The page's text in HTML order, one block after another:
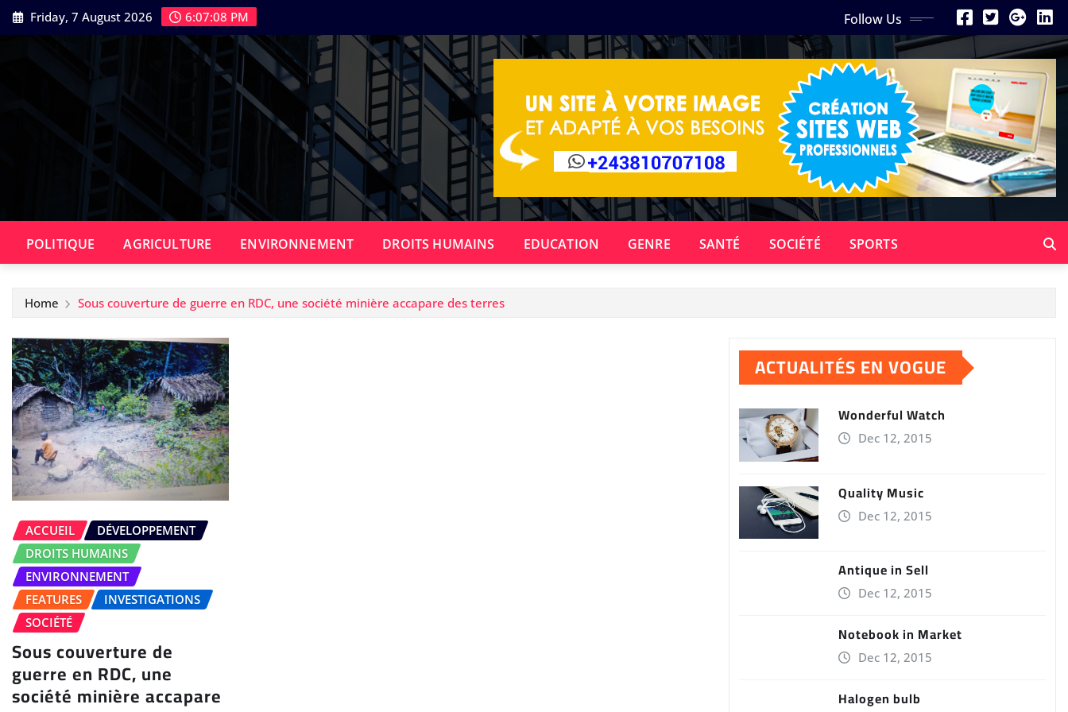
Skip
to
Friday, 7 August 2026 6:07:08 PM Follow Us
POLITIQUE AGRICULTURE ENVIRONNEMENT DROITS HUMAINS EDUCATION GENRE SANTÉ SOCIÉTÉ SPORTS
Home Sous couverture de guerre en RDC, une société minière accapare des terres
ACCUEIL
DÉVELOPPEMENT
DROITS HUMAINS
ENVIRONNEMENT
FEATURES
INVESTIGATIONS
SOCIÉTÉ
Sous couverture de
guerre en RDC, une
société minière accapare
ACTUALITÉS EN VOGUE
Wonderful Watch
Dec 12, 2015
Quality Music
Dec 12, 2015
Antique in Sell
Dec 12, 2015
Notebook in Market
Dec 12, 2015
Halogen bulb